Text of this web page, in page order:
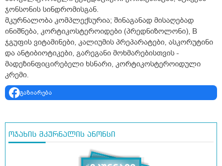
ჯონსონის სინდრომისგან.
მკურნალობა კომპლექსურია; შინაგანად მისაღებად
ინიშნება, კორტიკოსტეროიდები (პრედნიზოლონი), B
ჯგუფის ვიტამინები, კალიუმის პრეპარატები, ასკორუტინი
და ანტიბიოტიკები, გარეგანი მოხმარებისთვის -
მადეზინფიცირებელი ხსნარი, კორტიკოსტეროიდული
კრემი.
გაზიარება
ოჯახის მკურნალის ანონსი